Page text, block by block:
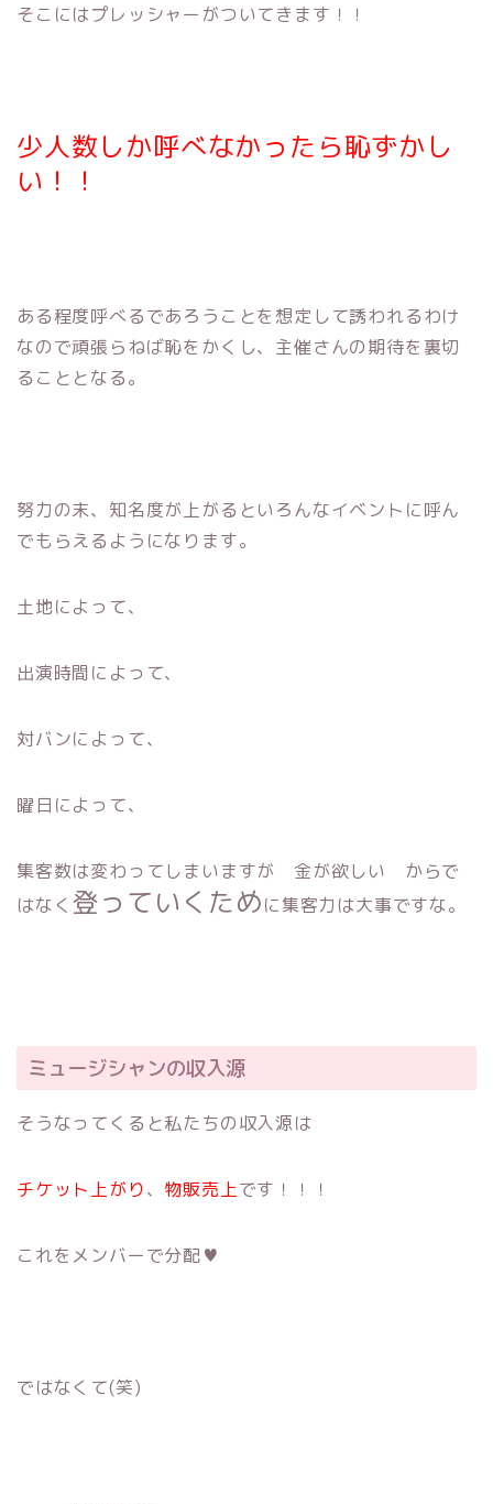
そこにはプレッシャーがついてきます！！
少人数しか呼べなかったら恥ずかし
い！！
ある程度呼べるであろうことを想定して誘われるわけ
なので頑張らねば恥をかくし、主催さんの期待を裏切
ることとなる。
努力の末、知名度が上がるといろんなイベントに呼ん
でもらえるようになります。
土地によって、
出演時間によって、
対バンによって、
曜日によって、
集客数は変わってしまいますが 金が欲しい からで
はなく 登っていくために集客力は大事ですな。
ミュージシャンの収入源
そうなってくると私たちの収入源は
チケット上がり、 物販売上です！！！
これをメンバーで分配♥
ではなくて(笑)